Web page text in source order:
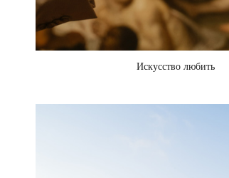
Искусство любить